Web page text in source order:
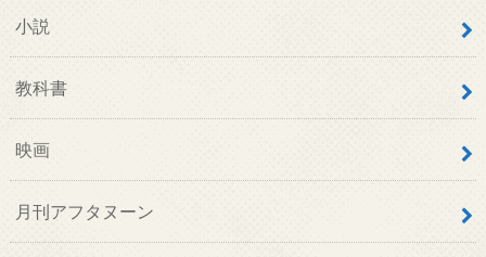
小説
教科書
映画
月刊アフタヌーン